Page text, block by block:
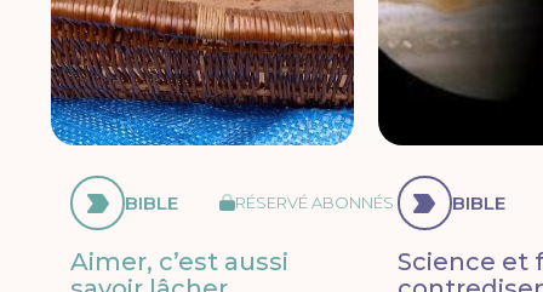
BIBLE RÉSERVÉ ABONNÉS
Aimer, c’est aussi
BIBLE
Science et